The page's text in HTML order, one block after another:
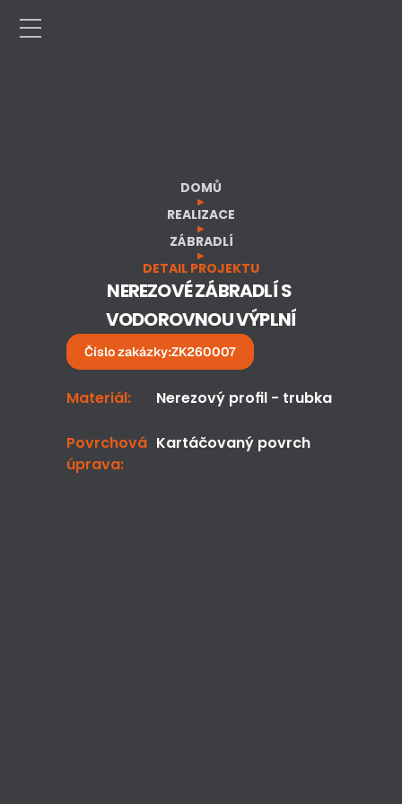
DOMŮ
▶
REALIZACE
▶
ZÁBRADLÍ
▶
DETAIL PROJEKTU
NEREZOVÉ ZÁBRADLÍ S
VODOROVNOU VÝPLNÍ
Číslo zakázky:ZK260007
Materiál: Nerezový profil - trubka
Povrchová
úprava:
Kartáčovaný povrch